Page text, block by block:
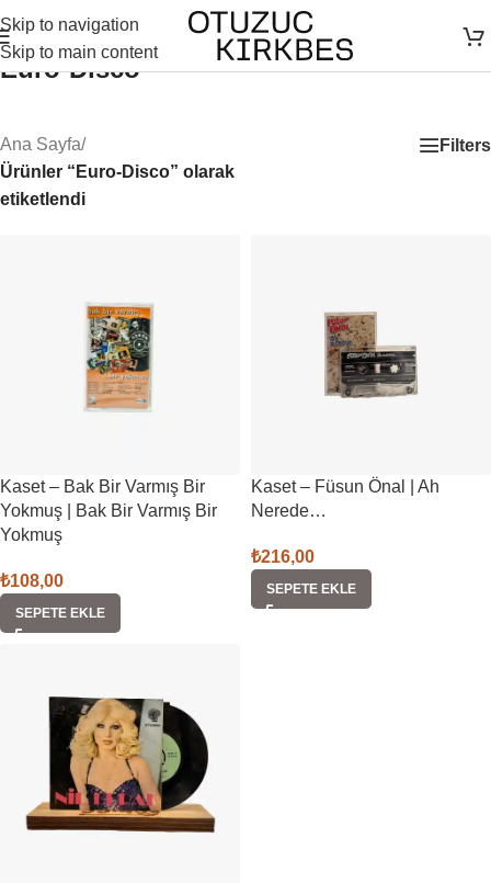
Skip to navigation
Skip to main content
Euro-Disco
Ana Sayfa/
Ürünler “Euro-Disco” olarak
etiketlendi
Filters
Kaset – Bak Bir Varmış Bir
Yokmuş | Bak Bir Varmış Bir
Yokmuş
₺108,00
SEPETE EKLE
Kaset – Füsun Önal | Ah
Nerede…
₺216,00
SEPETE EKLE